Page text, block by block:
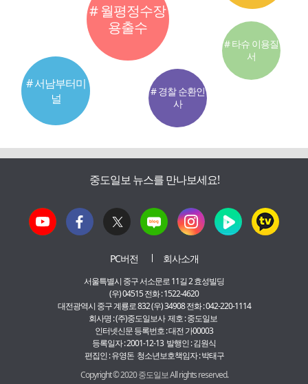
# 월평정수장
용출수
# 서남부터미
널
# 경찰 순환인
사
# 타슈 이용질
서
중도일보 뉴스를 만나보세요!
PC버전 회사소개
서울특별시 중구 서소문로 11길 2 효성빌딩
(우) 04515 전화 : 1522-4620
대전광역시 중구 계룡로 832 (우) 34908 전화 : 042-220-1114
회사명 : (주)중도일보사 제호 : 중도일보
인터넷신문 등록번호 : 대전 가00003
등록일자 : 2001-12-13 발행인 : 김원식
편집인 : 유영돈 청소년보호책임자 : 박태구
Copyright © 2020 중도일보 All rights reserved.